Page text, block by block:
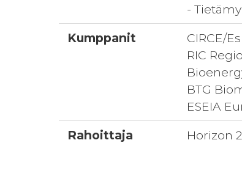
-
Kumppanit
CIRCE/
RIC
BTG
ESEIA
Rahoittaja
Horizon